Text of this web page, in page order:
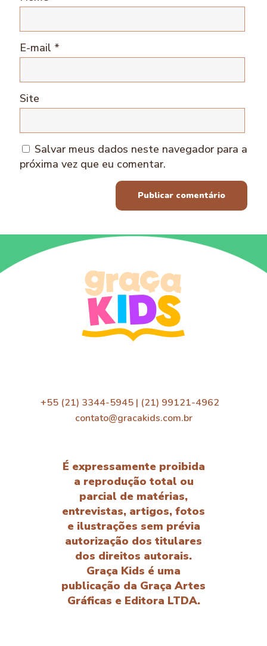
E-mail *
Site
Salvar meus dados neste navegador para a
próxima vez que eu comentar.
+55 (21) 3344-5945 | (21) 99121-4962
contato@gracakids.com.br
É expressamente proibida
a reprodução total ou
parcial de matérias,
entrevistas, artigos, fotos
e ilustrações sem prévia
autorização dos titulares
dos direitos autorais.
Graça Kids é uma
publicação da Graça Artes
Gráficas e Editora LTDA.